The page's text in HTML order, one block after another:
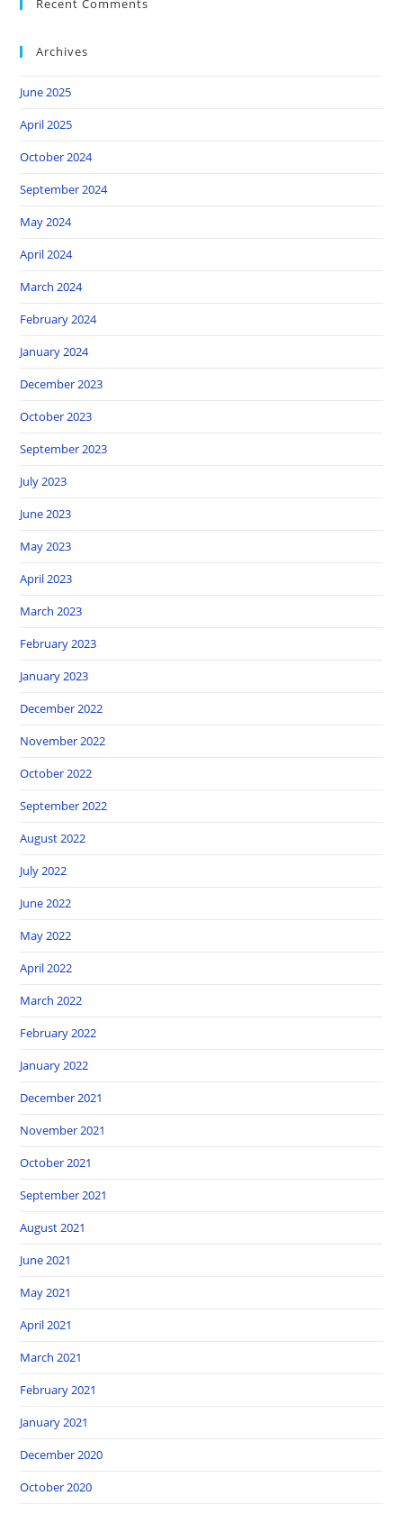
Recent Comments
Archives
June 2025
April 2025
October 2024
September 2024
May 2024
April 2024
March 2024
February 2024
January 2024
December 2023
October 2023
September 2023
July 2023
June 2023
May 2023
April 2023
March 2023
February 2023
January 2023
December 2022
November 2022
October 2022
September 2022
August 2022
July 2022
June 2022
May 2022
April 2022
March 2022
February 2022
January 2022
December 2021
November 2021
October 2021
September 2021
August 2021
June 2021
May 2021
April 2021
March 2021
February 2021
January 2021
December 2020
October 2020